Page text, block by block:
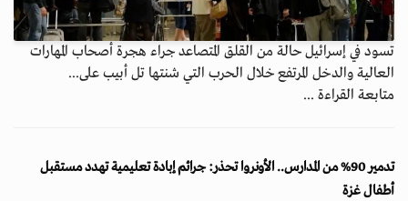
تسود في إسرائيل حالة من القلق المتصاعد جراء هجرة أصحاب المهارات
العالية والدخل المرتفع خلال الحرب التي شنتها تل أبيب على...
متابعة القراءة ...
تدمير 90% من المدارس.. الأونروا تحذر: جرائم إبادة تعليمية تهدد مستقبل
أطفال غزة